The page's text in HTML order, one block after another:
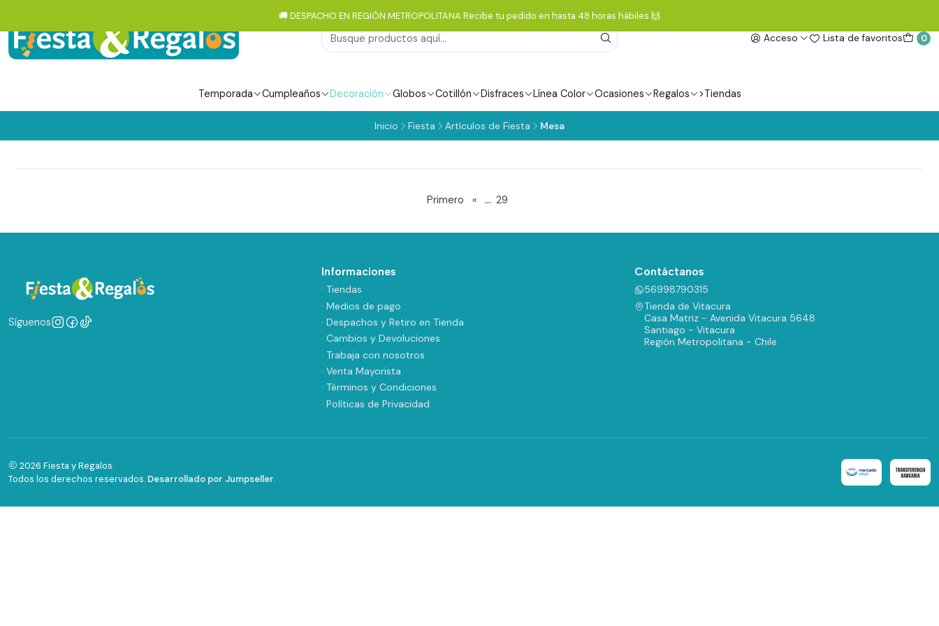
Acceso Lista de favoritos 0
Temporada Cumpleaños Decoración Globos Cotillón Disfraces Línea Color Ocasiones Regalos >Tiendas
🚚 DESPACHO EN REGIÓN METROPOLITANA Recibe tu pedido en hasta 48 horas hábiles 🙌
Inicio Fiesta Artículos de Fiesta Mesa
Primero « ... 29
Síguenos
Informaciones
· Tiendas
· Medios de pago
· Despachos y Retiro en Tienda
· Cambios y Devoluciones
· Trabaja con nosotros
· Venta Mayorista
· Términos y Condiciones
· Políticas de Privacidad
Contáctanos
56998790315
Tienda de Vitacura
Casa Matriz - Avenida Vitacura 5648
Santiago - Vitacura
Región Metropolitana - Chile
2026 Fiesta y Regalos.
Todos los derechos reservados. Desarrollado por Jumpseller.